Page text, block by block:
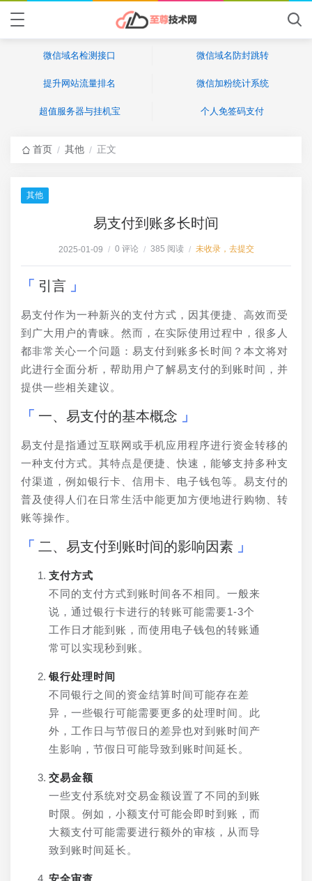
微信域名检测接口 微信域名防封跳转
提升网站流量排名 微信加粉统计系统
超值服务器与挂机宝 个人免签码支付
首页 / 其他 / 正文
其他
易支付到账多长时间
2025-01-09 / 0 评论 / 385 阅读 / 未收录，去提交
引言
易支付作为一种新兴的支付方式，因其便捷、高效而受
到广大用户的青睐。然而，在实际使用过程中，很多人
都非常关心一个问题：易支付到账多长时间？本文将对
此进行全面分析，帮助用户了解易支付的到账时间，并
提供一些相关建议。
一、易支付的基本概念
易支付是指通过互联网或手机应用程序进行资金转移的
一种支付方式。其特点是便捷、快速，能够支持多种支
付渠道，例如银行卡、信用卡、电子钱包等。易支付的
普及使得人们在日常生活中能更加方便地进行购物、转
账等操作。
二、易支付到账时间的影响因素
支付方式
不同的支付方式到账时间各不相同。一般来
说，通过银行卡进行的转账可能需要1-3个
工作日才能到账，而使用电子钱包的转账通
常可以实现秒到账。
银行处理时间
不同银行之间的资金结算时间可能存在差
异，一些银行可能需要更多的处理时间。此
外，工作日与节假日的差异也对到账时间产
生影响，节假日可能导致到账时间延长。
交易金额
一些支付系统对交易金额设置了不同的到账
时限。例如，小额支付可能会即时到账，而
大额支付可能需要进行额外的审核，从而导
致到账时间延长。
安全审查